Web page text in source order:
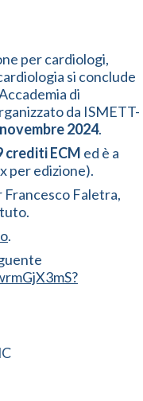
per cardiologi,
si conclude
di
da ISMETT-
2024.
crediti ECM ed è a
per edizione).
Faletra,
.